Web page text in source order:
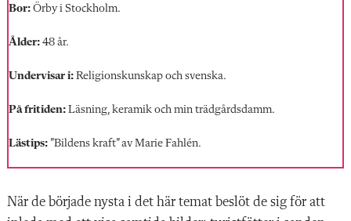
Bor: Örby i Stockholm.
Ålder: 48 år.
Undervisar i: Religionskunskap och svenska.
På fritiden: Läsning, keramik och min trädgårdsdamm.
Lästips: ”Bildens kraft” av Marie Fahlén.
När de började nysta i det här temat beslöt de sig för att